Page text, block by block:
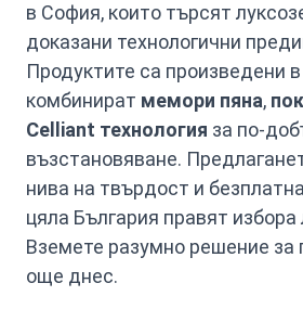
в София, които търсят
доказани технологични
Продуктите са произведени
комбинират мемори пяна,
Celliant технология за по-
възстановяване.
нива на твърдост и
цяла България правят
Вземете разумно решение за
още днес.